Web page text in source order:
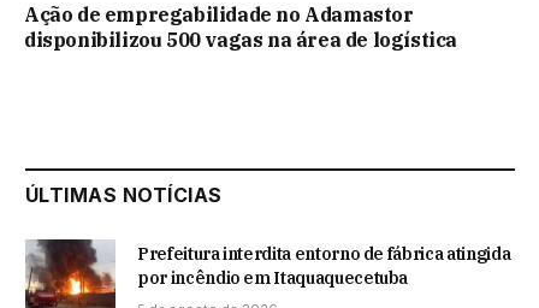
Ação de empregabilidade no Adamastor
disponibilizou 500 vagas na área de logística
ÚLTIMAS NOTÍCIAS
Prefeitura interdita entorno de fábrica atingida
por incêndio em Itaquaquecetuba